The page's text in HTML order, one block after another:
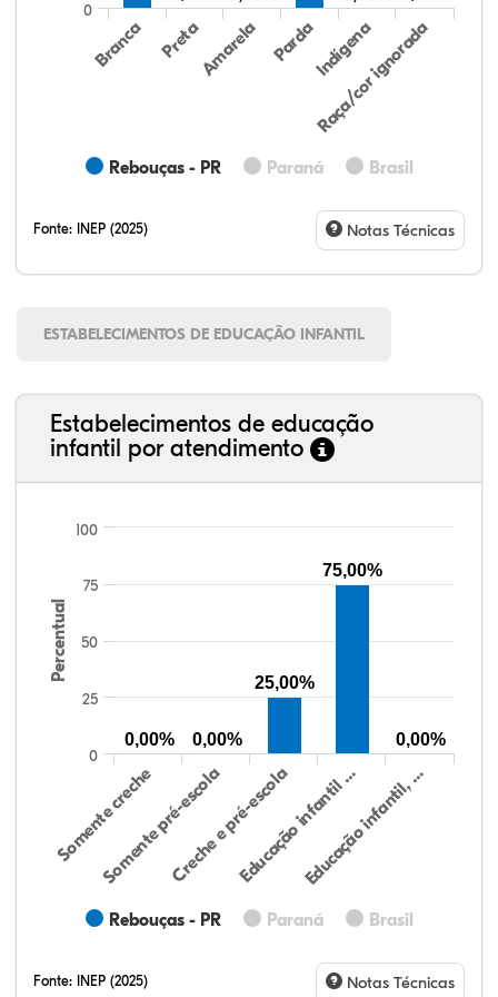
Rebouças - PR Paraná Brasil
Branca PretaAmarela PardaIndígena
Raça/cor ignorada
0
Fonte: INEP (2025) Notas Técnicas
ESTABELECIMENTOS DE EDUCAÇÃO INFANTIL
Estabelecimentos de educação
infantil por atendimento
Percentual
Rebouças - PR Paraná Brasil
Somente creche
Somente pré-escolaCreche e pré-escolaEducação infantil …
Educação infantil, …
0
25
50
75
100
0,00% 0,00%
25,00%
75,00%
0,00%
Fonte: INEP (2025) Notas Técnicas